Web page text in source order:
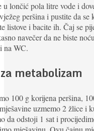
u lončić pola litre vode i
peršina i pustite da
listove i bacite ih. Čaj se
navečer da ne biste
na WC.
metabolizam
100 g korijena peršina,
uzmemo 2 žlice i
da odstoji 1 sat i